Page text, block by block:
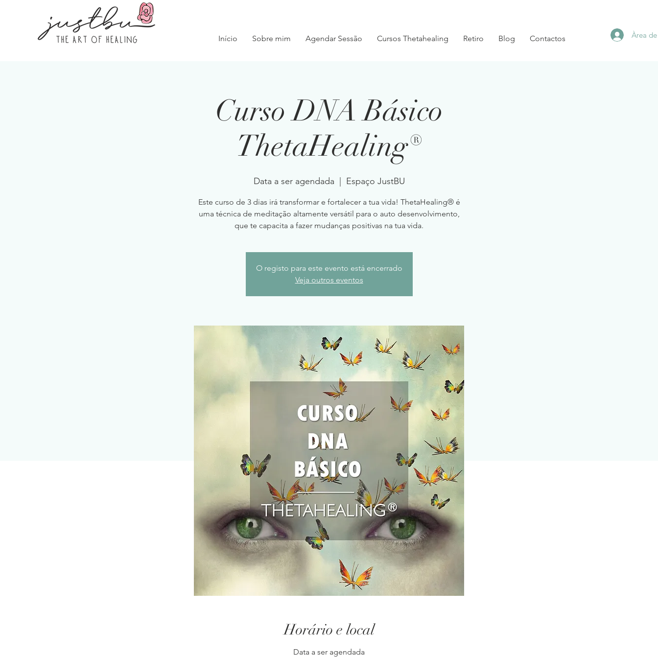
Àrea
Início Sobre mim Agendar Sessão Cursos Thetahealing Retiro Blog Contactos
Curso DNA Básico
ThetaHealing®
Data a ser agendada Espaço JustBU
Este curso de 3 dias irá transformar e fortalecer a tua vida! ThetaHealing® é
uma técnica de meditação altamente versátil para o auto desenvolvimento,
que te capacita a fazer mudanças positivas na tua vida.
O registo para este evento está encerrado
Veja outros eventos
Horário e local
Data a ser agendada